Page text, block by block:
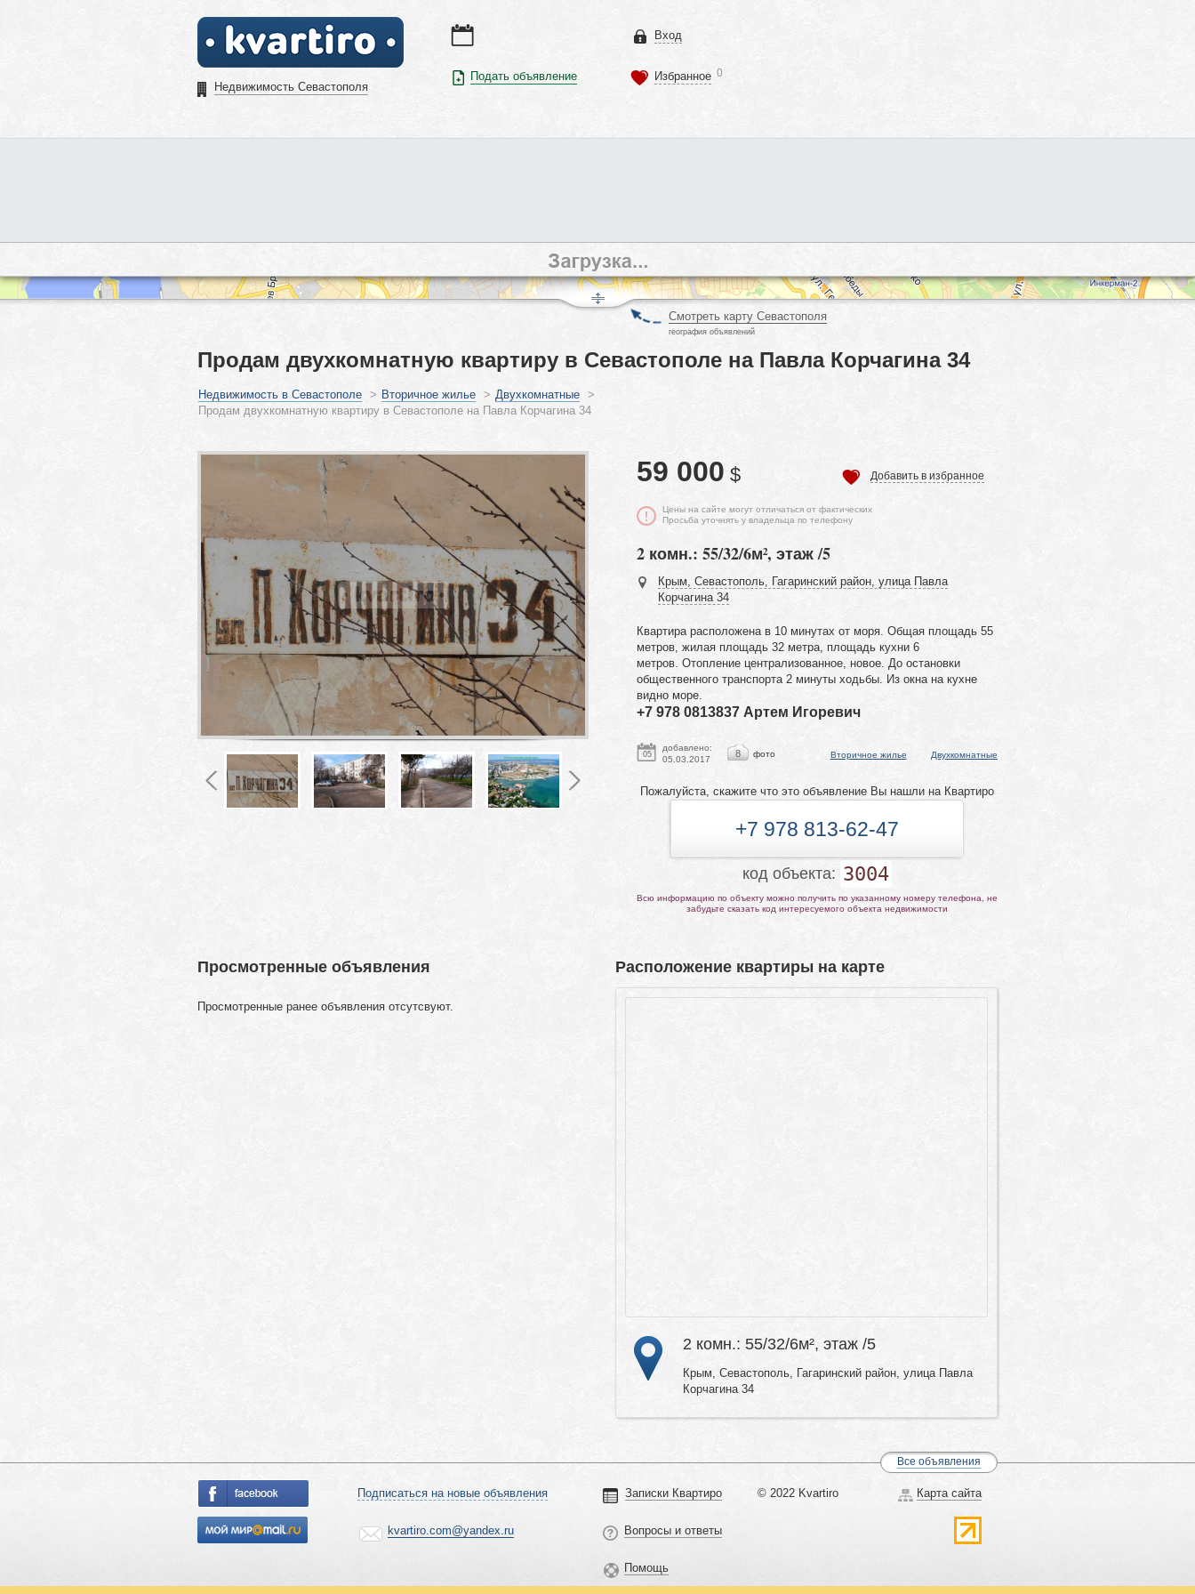
Недвижимость Севастополя
Подать объявление
Вход
Избранное 0
Смотреть карту Севастополя
география объявлений
Продам двухкомнатную квартиру в Севастополе на Павла Корчагина 34
Недвижимость в Севастополе > Вторичное жилье > Двухкомнатные >
Продам двухкомнатную квартиру в Севастополе на Павла Корчагина 34
59 000 $ Добавить в избранное
Цены на сайте могут отличаться от фактических
Просьба уточнять у владельца по телефону
2 комн.: 55/32/6м², этаж /5
Крым, Севастополь, Гагаринский район, улица Павла
Корчагина 34
Квартира расположена в 10 минутах от моря. Общая площадь 55
метров, жилая площадь 32 метра, площадь кухни 6
метров. Отопление централизованное, новое. До остановки
общественного транспорта 2 минуты ходьбы. Из окна на кухне
видно море.
+7 978 0813837 Артем Игоревич
05
добавлено:
05.03.2017
8 фото Вторичное жилье Двухкомнатные
Пожалуйста, скажите что это объявление Вы нашли на Квартиро
+7 978 813-62-47
код объекта: 3004
Всю информацию по объекту можно получить по указанному номеру телефона, не
забудьте сказать код интересуемого объекта недвижимости
Расположение квартиры на карте
2 комн.: 55/32/6м², этаж /5
Крым, Севастополь, Гагаринский район, улица Павла
Корчагина 34
Просмотренные объявления
Просмотренные ранее объявления отсутсвуют.
Все объявления
Подписаться на новые объявления
kvartiro.com@yandex.ru
Записки Квартиро
Вопросы и ответы
Помощь
© 2022 Kvartiro Карта сайта